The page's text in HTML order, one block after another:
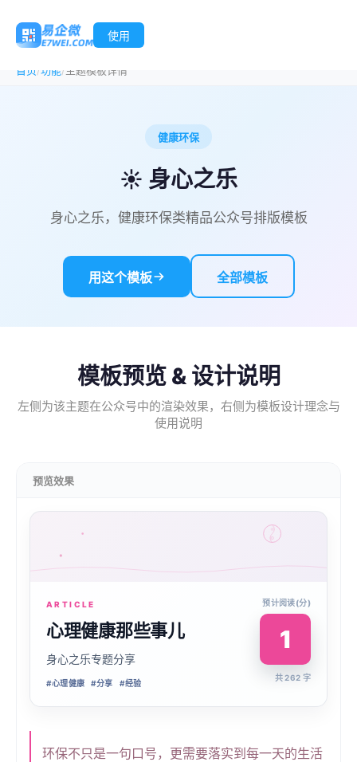
使用
首页/功能/ 主题模板详情
健康环保
☀ 身心之乐
身心之乐，健康环保类精品公众号排版模板
用这个模板 全部模板
模板预览 & 设计说明
左侧为该主题在公众号中的渲染效果，右侧为模板设计理念与
使用说明
预览效果
ARTICLE
心理健康那些事儿
身心之乐专题分享
#心理健康 #分享 #经验
预计阅读(分)
1
共 262 字
环保不只是一句口号，更需要落实到每一天的生活